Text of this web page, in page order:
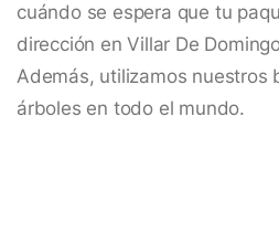
cuándo se espera que tu
dirección en Villar De
Además, utilizamos nuestros
árboles en todo el mundo.